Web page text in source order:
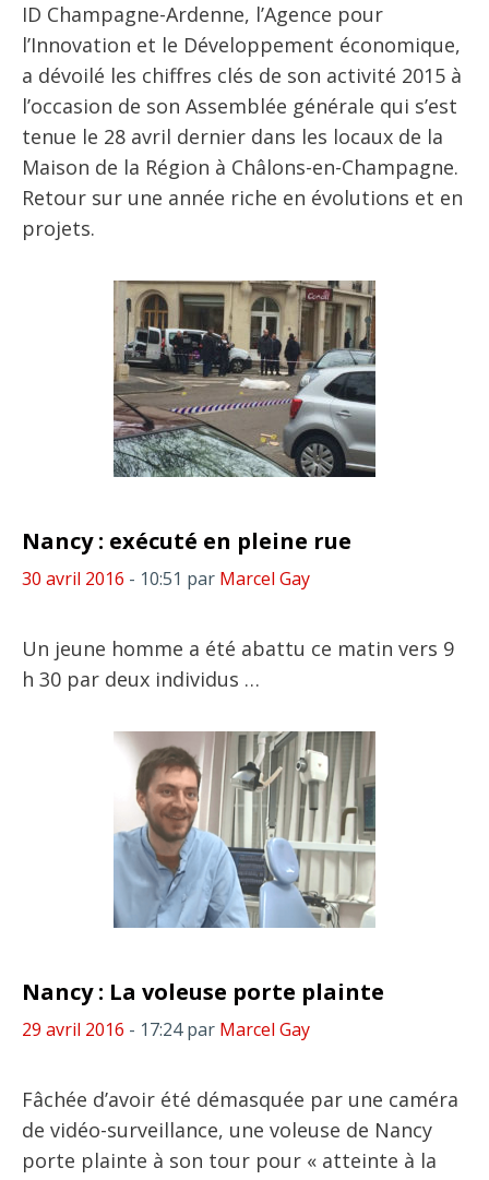
ID Champagne-Ardenne, l’Agence pour
l’Innovation et le Développement économique,
a dévoilé les chiffres clés de son activité 2015 à
l’occasion de son Assemblée générale qui s’est
tenue le 28 avril dernier dans les locaux de la
Maison de la Région à Châlons-en-Champagne.
Retour sur une année riche en évolutions et en
projets.
Nancy : exécuté en pleine rue
30 avril 2016 - 10:51 par Marcel Gay
Un jeune homme a été abattu ce matin vers 9
h 30 par deux individus …
Nancy : La voleuse porte plainte
29 avril 2016 - 17:24 par Marcel Gay
Fâchée d’avoir été démasquée par une caméra
de vidéo-surveillance, une voleuse de Nancy
porte plainte à son tour pour « atteinte à la